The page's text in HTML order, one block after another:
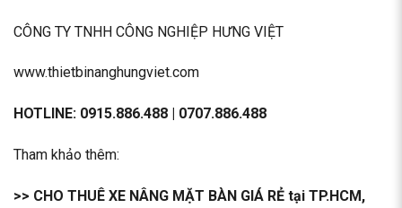
CÔNG TY TNHH CÔNG NGHIỆP HƯNG VIỆT
www.thietbinanghungviet.com
HOTLINE: 0915.886.488 | 0707.886.488
Tham khảo thêm:
>> CHO THUÊ XE NÂNG MẶT BÀN GIÁ RẺ tại TP.HCM,